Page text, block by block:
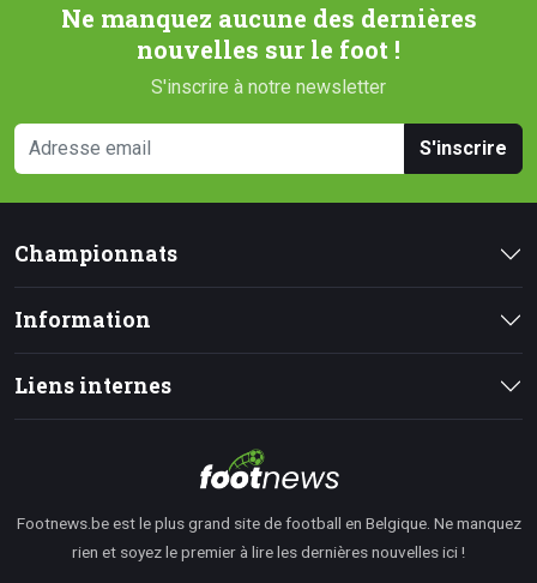
Ne manquez aucune des dernières
nouvelles sur le foot !
S'inscrire à notre newsletter
S'inscrire
Championnats
Information
Liens internes
Footnews.be est le plus grand site de football en Belgique. Ne manquez
rien et soyez le premier à lire les dernières nouvelles ici !